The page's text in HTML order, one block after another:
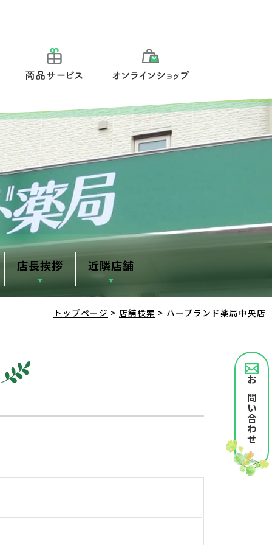
商品サービス オンラインショップ
お問い合わせ
店長挨拶 近隣店舗
トップページ > 店舗検索 > ハーブランド薬局中央店